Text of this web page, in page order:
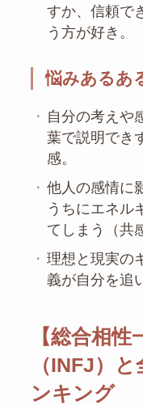
すか、信頼で
う方が好き。
悩みあるあ
・ 自分の考えや
葉で説明でき
感。
・ 他人の感情に
うちにエネル
てしまう（共
・ 理想と現実の
義が自分を追
【総合相
（INFJ）
ンキング